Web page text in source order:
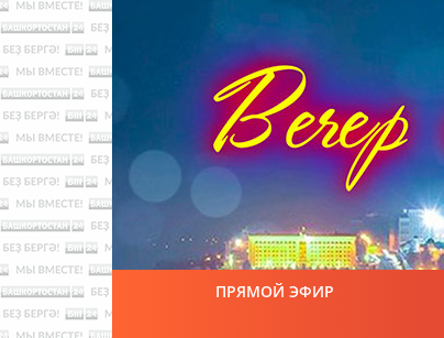
ПРЯМОЙ ЭФИР